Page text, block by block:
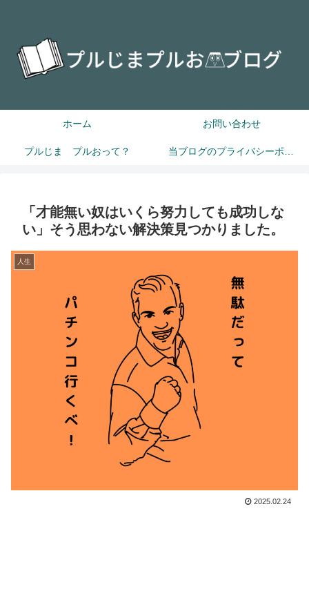
ホーム お問い合わせ
プルじま プルおって？
「才能無い奴はいくら努力しても成功しな
い」そう思わない解決策見つかりました。
人生
2025.02.24